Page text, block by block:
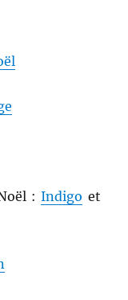
:Indigo et